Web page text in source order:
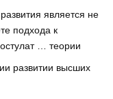
является не
подхода к
… теории
развитии высших